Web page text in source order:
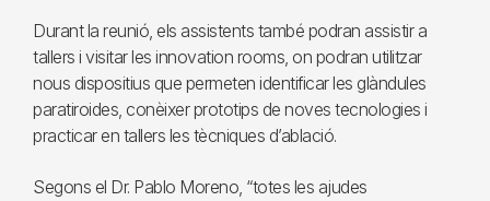
Durant la reunió, els assistents també podran assistir a
tallers i visitar les innovation rooms, on podran utilitzar
nous dispositius que permeten identificar les glàndules
paratiroides, conèixer prototips de noves tecnologies i
practicar en tallers les tècniques d’ablació.
Segons el Dr. Pablo Moreno, “totes les ajudes